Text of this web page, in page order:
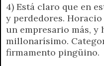
4) Está claro que en
y perdedores.
un empresario más, y
millonarísimo.
firmamento pingüino.